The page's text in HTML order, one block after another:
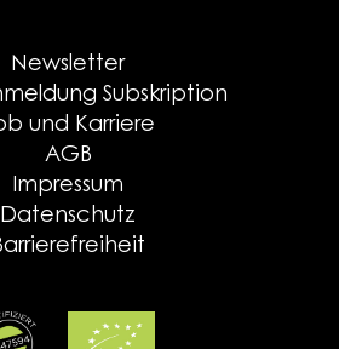
Newsletter
Subskription
und Karriere
AGB
Impressum
Datenschutz